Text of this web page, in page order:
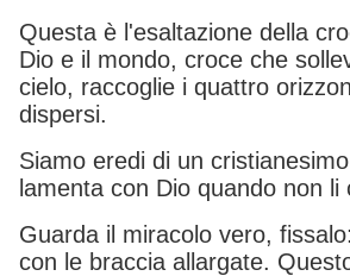
Questa è l'esaltazione della
Dio e il mondo, croce che
cielo, raccoglie i quattro
dispersi.
Siamo eredi di un
lamenta con Dio quando non li
Guarda il miracolo vero,
con le braccia allargate.